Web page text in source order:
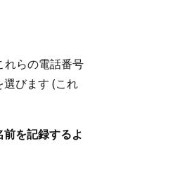
れらの電話番号
選びます (これ
を記録するよ